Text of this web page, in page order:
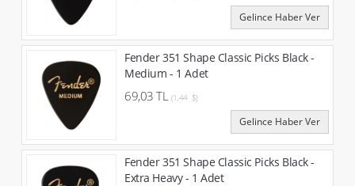
Gelince Haber Ver
Fender 351 Shape Classic Picks Black -
Medium - 1 Adet
69,03 TL (1,44 $)
Gelince Haber Ver
Fender 351 Shape Classic Picks Black -
Extra Heavy - 1 Adet